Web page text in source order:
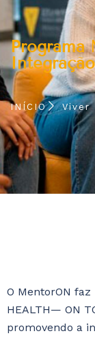
Programa
INÍCIO Viver
O MentorON faz
HEALTH— ON
promovendo a